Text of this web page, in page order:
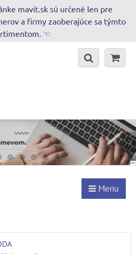
mavit.sk sú určené len pre
a firmy zaoberajúce sa týmto
☜
Menu